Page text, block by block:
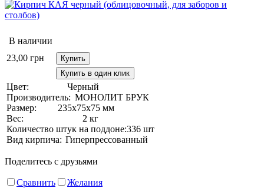
В наличии
23,00 грн
Купить
Купить в один клик
Цвет:
Черный
Производитель: МОНОЛИТ БРУК
Размер:
235х75х75 мм
Вес:
2 кг
Количество штук на поддоне:336 шт
Вид кирпича: Гиперпрессованный
Поделитесь с друзьями
Сравнить
Желания